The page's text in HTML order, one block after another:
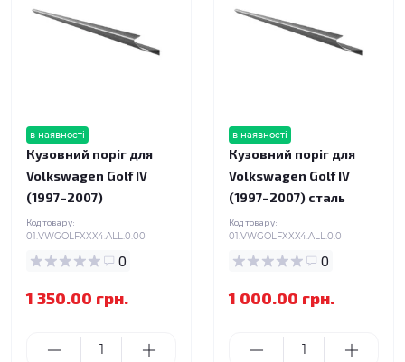
в наявності
Кузовний поріг для
Volkswagen Golf IV
(1997–2007)
Код товару:
01.VWGOLFXXX4.ALL.0.00
0
1 350.00 грн.
в наявності
Кузовний поріг для
Volkswagen Golf IV
(1997–2007) сталь
Код товару:
01.VWGOLFXXX4.ALL.0.0
0
1 000.00 грн.